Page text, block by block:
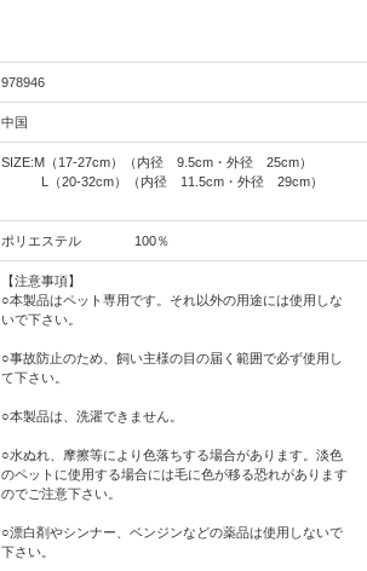
978946
中国
SIZE:M（17-27cm）（内径 9.5cm・外径 25cm）
L（20-32cm）（内径 11.5cm・外径 29cm）
ポリエステル 100％
【注意事項】
○本製品はペット専用です。それ以外の用途には使用しな
いで下さい。
○事故防止のため、飼い主様の目の届く範囲で必ず使用し
て下さい。
○本製品は、洗濯できません。
○水ぬれ、摩擦等により色落ちする場合があります。淡色
のペットに使用する場合には毛に色が移る恐れがあります
のでご注意下さい。
○漂白剤やシンナー、ベンジンなどの薬品は使用しないで
下さい。